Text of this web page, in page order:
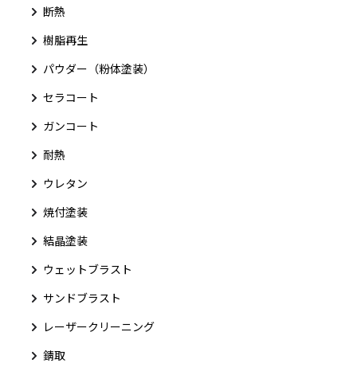
断熱
樹脂再生
パウダー（粉体塗装）
セラコート
ガンコート
耐熱
ウレタン
焼付塗装
結晶塗装
ウェットブラスト
サンドブラスト
レーザークリーニング
錆取